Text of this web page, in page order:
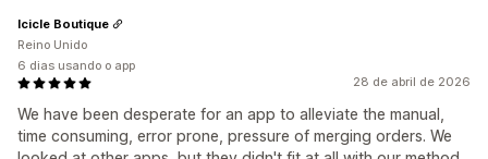
28 de abril de 2026
We have been desperate for an app to alleviate the manual,
time consuming, error prone, pressure of merging orders. We
Icicle Boutique
Reino Unido
6 dias usando o app